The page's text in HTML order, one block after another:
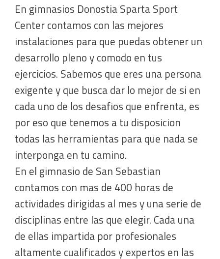
En gimnasios Donostia Sparta Sport
Center contamos con las mejores
instalaciones para que puedas obtener un
desarrollo pleno y comodo en tus
ejercicios. Sabemos que eres una persona
exigente y que busca dar lo mejor de si en
cada uno de los desafios que enfrenta, es
por eso que tenemos a tu disposicion
todas las herramientas para que nada se
interponga en tu camino.
En el gimnasio de San Sebastian
contamos con mas de 400 horas de
actividades dirigidas al mes y una serie de
disciplinas entre las que elegir. Cada una
de ellas impartida por profesionales
altamente cualificados y expertos en las